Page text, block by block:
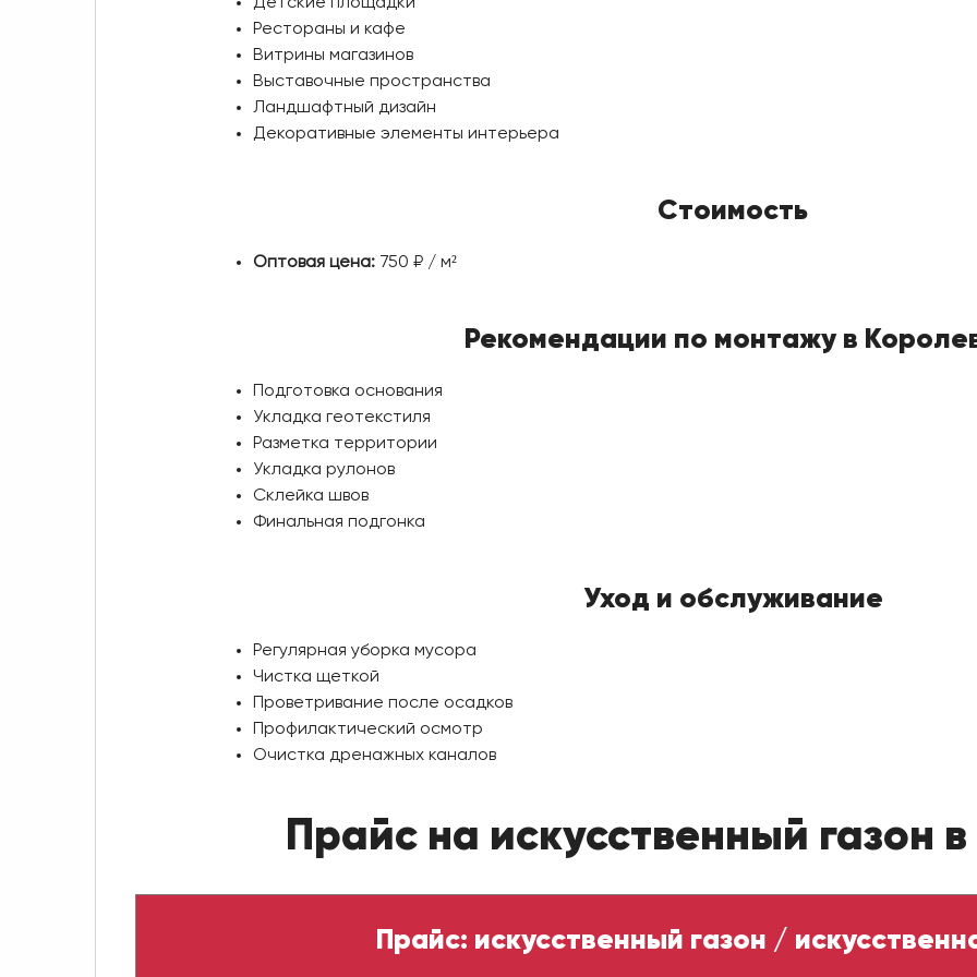
Рестораны и кафе
Витрины магазинов
Выставочные пространства
Ландшафтный дизайн
Декоративные элементы интерьера
Стоимость
Оптовая цена: 750 ₽ / м²
Рекомендации по монтажу в
Подготовка основания
Укладка геотекстиля
Разметка территории
Укладка рулонов
Склейка швов
Финальная подгонка
Уход и обслуживание
Регулярная уборка мусора
Чистка щеткой
Проветривание после осадков
Профилактический осмотр
Очистка дренажных каналов
Прайс на искусственный газон
Прайс: искусственный газон /